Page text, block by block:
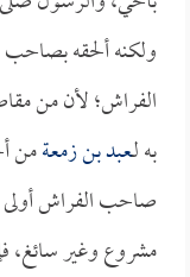
ولكنه ألحقه
الفراش؛ لأن من
به لـعبد بن زمعةمن
صاحب الفراش
مشروع وغير سائغ،